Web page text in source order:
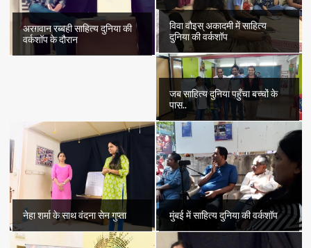
अरग़वान रब्बही साहित्य दुनिया की
वर्कशॉप के दौरान
विवा वौइस् अकादमी में साहित्य
दुनिया की वर्कशॉप
जब साहित्य दुनिया पहुँचा बच्चों के
पास..
नेहा शर्मा के साथ वंदना सेन गुप्ता मुंबई में साहित्य दुनिया की वर्कशॉप